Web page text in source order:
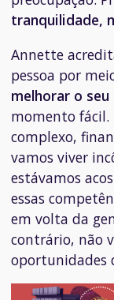
tranquilidade,
Annette
pessoa por
melhorar o
momento
complexo,
vamos viver
estávamos
essas
em volta da
contrário, não
oportunidades